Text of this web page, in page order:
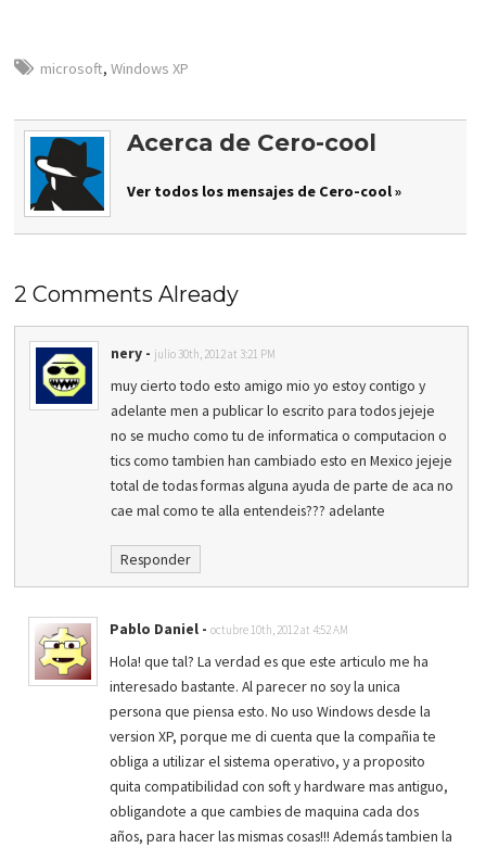
microsoft,Windows XP
Acerca de Cero-cool
Ver todos los mensajes de Cero-cool »
2 Comments Already
nery - julio 30th, 2012 at 3:21 PM
muy cierto todo esto amigo mio yo estoy contigo y
adelante men a publicar lo escrito para todos jejeje
no se mucho como tu de informatica o computacion o
tics como tambien han cambiado esto en Mexico jejeje
total de todas formas alguna ayuda de parte de aca no
cae mal como te alla entendeis??? adelante
Responder
Pablo Daniel - octubre 10th, 2012 at 4:52 AM
Hola! que tal? La verdad es que este articulo me ha
interesado bastante. Al parecer no soy la unica
persona que piensa esto. No uso Windows desde la
version XP, porque me di cuenta que la compañia te
obliga a utilizar el sistema operativo, y a proposito
quita compatibilidad con soft y hardware mas antiguo,
obligandote a que cambies de maquina cada dos
años, para hacer las mismas cosas!!! Además tambien la